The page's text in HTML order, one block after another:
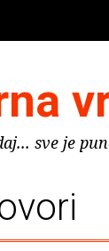
sve je